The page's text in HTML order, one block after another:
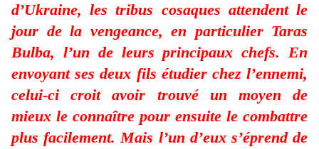
d’Ukraine, les tribus cosaques attendent le
jour de la vengeance, en particulier Taras
Bulba, l’un de leurs principaux chefs. En
envoyant ses deux fils étudier chez l’ennemi,
celui-ci croit avoir trouvé un moyen de
mieux le connaître pour ensuite le combattre
plus facilement. Mais l’un d’eux s’éprend de